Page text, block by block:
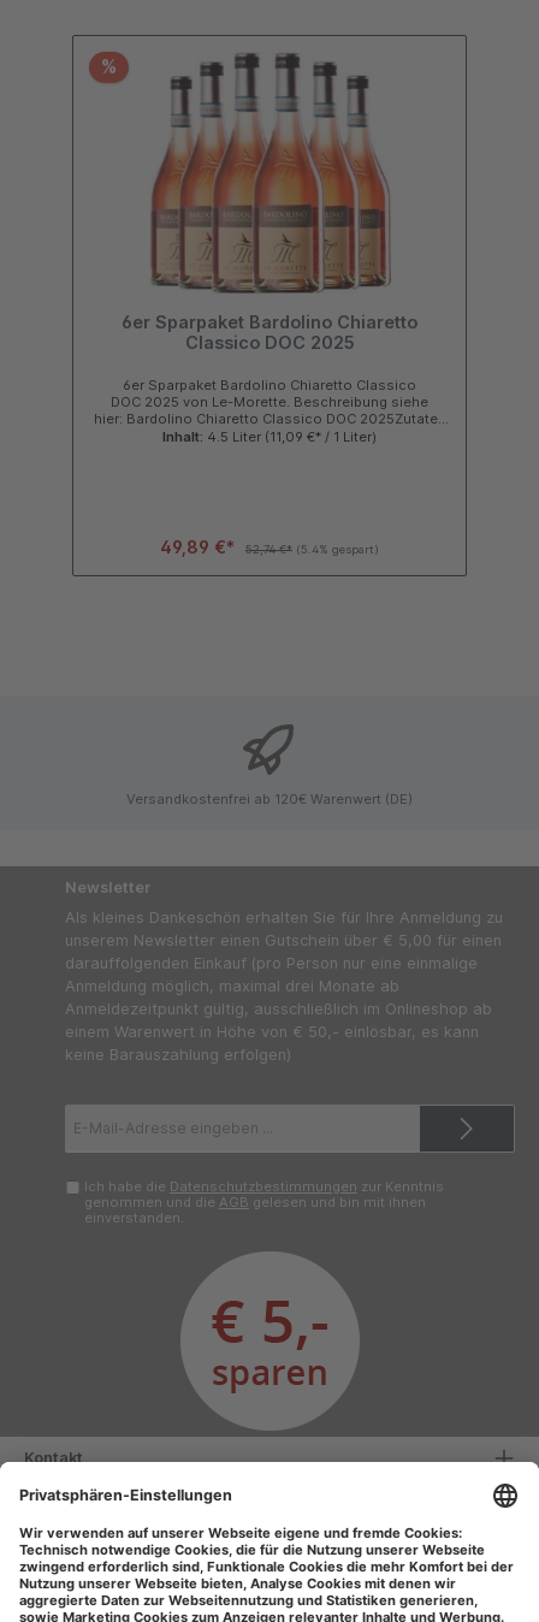
%
6er Sparpaket Bardolino Chiaretto
Classico DOC 2025
6er Sparpaket Bardolino Chiaretto Classico
DOC 2025 von Le-Morette. Beschreibung siehe
hier: Bardolino Chiaretto Classico DOC 2025Zutaten
& Nährwerte
Inhalt: 4.5 Liter (11,09 €* / 1 Liter)
49,89 €* 52,74 €* (5.4% gespart)
Versandkostenfrei ab 120€ Warenwert (DE)
Newsletter
Als kleines Dankeschön erhalten Sie für Ihre Anmeldung zu
unserem Newsletter einen Gutschein über € 5,00 für einen
darauffolgenden Einkauf (pro Person nur eine einmalige
Anmeldung möglich, maximal drei Monate ab
Anmeldezeitpunkt gültig, ausschließlich im Onlineshop ab
einem Warenwert in Höhe von € 50,- einlösbar, es kann
keine Barauszahlung erfolgen)
Mail-
Ich habe die Datenschutzbestimmungen zur Kenntnis
genommen und die AGB gelesen und bin mit ihnen
einverstanden.
Kontakt
Serviceinformationen
Informationen
Unsere Vorteile